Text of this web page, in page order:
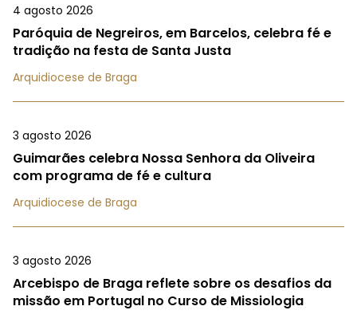
4 agosto 2026
Paróquia de Negreiros, em Barcelos, celebra fé e
tradição na festa de Santa Justa
Arquidiocese de Braga
3 agosto 2026
Guimarães celebra Nossa Senhora da Oliveira
com programa de fé e cultura
Arquidiocese de Braga
3 agosto 2026
Arcebispo de Braga reflete sobre os desafios da
missão em Portugal no Curso de Missiologia